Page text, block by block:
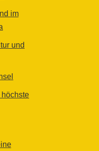
im
und